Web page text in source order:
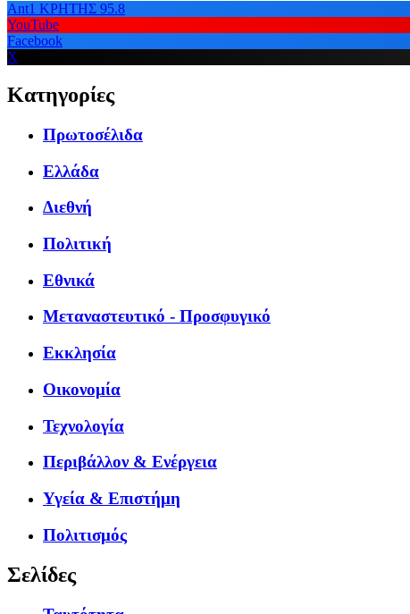
Ant1 ΚΡΗΤΗΣ 95.8
YouTube
Facebook
X
Κατηγορίες
Πρωτοσέλιδα
Ελλάδα
Διεθνή
Πολιτική
Εθνικά
Μεταναστευτικό - Προσφυγικό
Εκκλησία
Οικονομία
Τεχνολογία
Περιβάλλον & Ενέργεια
Υγεία & Επιστήμη
Πολιτισμός
Σελίδες